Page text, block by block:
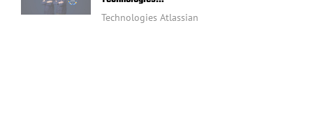
Technologies Atlassian